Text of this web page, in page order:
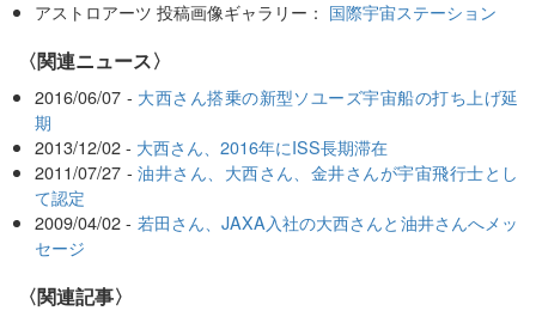
アストロアーツ 投稿画像ギャラリー： 国際宇宙ステーション
〈関連ニュース〉
2016/06/07 - 大西さん搭乗の新型ソユーズ宇宙船の打ち上げ延
期
2013/12/02 - 大西さん、2016年にISS長期滞在
2011/07/27 -油井さん、大西さん、金井さんが宇宙飛行士とし
て認定
2009/04/02 - 若田さん、JAXA入社の大西さんと油井さんへメッ
セージ
関連記事